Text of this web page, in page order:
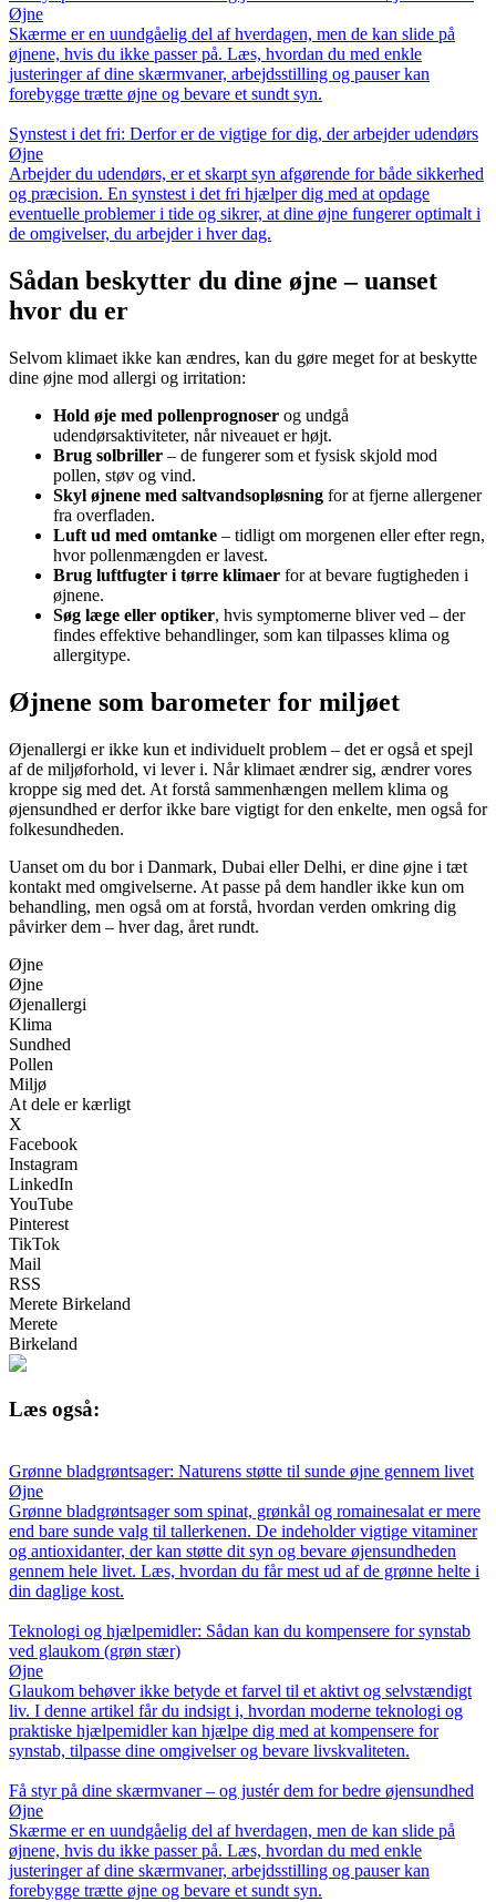
Øjne
Skærme er en uundgåelig del af hverdagen, men de kan slide på
øjnene, hvis du ikke passer på. Læs, hvordan du med enkle
justeringer af dine skærmvaner, arbejdsstilling og pauser kan
forebygge trætte øjne og bevare et sundt syn.
Synstest i det fri: Derfor er de vigtige for dig, der arbejder udendørs
Øjne
Arbejder du udendørs, er et skarpt syn afgørende for både sikkerhed
og præcision. En synstest i det fri hjælper dig med at opdage
eventuelle problemer i tide og sikrer, at dine øjne fungerer optimalt i
de omgivelser, du arbejder i hver dag.
Sådan beskytter du dine øjne – uanset
hvor du er
Selvom klimaet ikke kan ændres, kan du gøre meget for at beskytte
dine øjne mod allergi og irritation:
Hold øje med pollenprognoser og undgå
udendørsaktiviteter, når niveauet er højt.
Brug solbriller – de fungerer som et fysisk skjold mod
pollen, støv og vind.
Skyl øjnene med saltvandsopløsning for at fjerne allergener
fra overfladen.
Luft ud med omtanke – tidligt om morgenen eller efter regn,
hvor pollenmængden er lavest.
Brug luftfugter i tørre klimaer for at bevare fugtigheden i
øjnene.
Søg læge eller optiker, hvis symptomerne bliver ved – der
findes effektive behandlinger, som kan tilpasses klima og
allergitype.
Øjnene som barometer for miljøet
Øjenallergi er ikke kun et individuelt problem – det er også et spejl
af de miljøforhold, vi lever i. Når klimaet ændrer sig, ændrer vores
kroppe sig med det. At forstå sammenhængen mellem klima og
øjensundhed er derfor ikke bare vigtigt for den enkelte, men også for
folkesundheden.
Uanset om du bor i Danmark, Dubai eller Delhi, er dine øjne i tæt
kontakt med omgivelserne. At passe på dem handler ikke kun om
behandling, men også om at forstå, hvordan verden omkring dig
påvirker dem – hver dag, året rundt.
Øjne
Øjne
Øjenallergi
Klima
Sundhed
Pollen
Miljø
At dele er kærligt
X
Facebook
Instagram
LinkedIn
YouTube
Pinterest
TikTok
Mail
RSS
Merete Birkeland
Merete
Birkeland
Læs også:
Grønne bladgrøntsager: Naturens støtte til sunde øjne gennem livet
Øjne
Grønne bladgrøntsager som spinat, grønkål og romainesalat er mere
end bare sunde valg til tallerkenen. De indeholder vigtige vitaminer
og antioxidanter, der kan støtte dit syn og bevare øjensundheden
gennem hele livet. Læs, hvordan du får mest ud af de grønne helte i
din daglige kost.
Teknologi og hjælpemidler: Sådan kan du kompensere for synstab
ved glaukom (grøn stær)
Øjne
Glaukom behøver ikke betyde et farvel til et aktivt og selvstændigt
liv. I denne artikel får du indsigt i, hvordan moderne teknologi og
praktiske hjælpemidler kan hjælpe dig med at kompensere for
synstab, tilpasse dine omgivelser og bevare livskvaliteten.
Få styr på dine skærmvaner – og justér dem for bedre øjensundhed
Øjne
Skærme er en uundgåelig del af hverdagen, men de kan slide på
øjnene, hvis du ikke passer på. Læs, hvordan du med enkle
justeringer af dine skærmvaner, arbejdsstilling og pauser kan
forebygge trætte øjne og bevare et sundt syn.